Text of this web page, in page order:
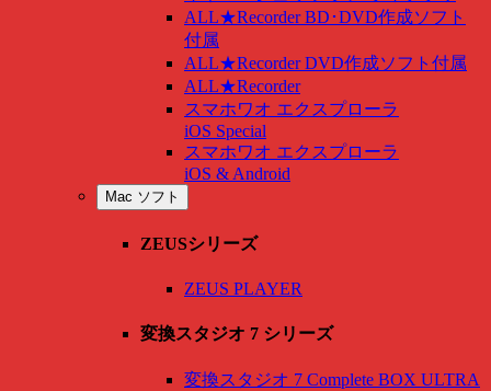
ALL★Recorder BD･DVD作成ソフト
付属
ALL★Recorder DVD作成ソフト付属
ALL★Recorder
スマホワオ エクスプローラ
iOS Special
スマホワオ エクスプローラ
iOS & Android
Mac ソフト
ZEUSシリーズ
ZEUS PLAYER
変換スタジオ 7 シリーズ
変換スタジオ 7 Complete BOX ULTRA